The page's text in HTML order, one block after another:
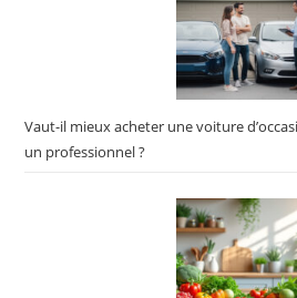
Vaut-il mieux acheter une voiture
un professionnel ?